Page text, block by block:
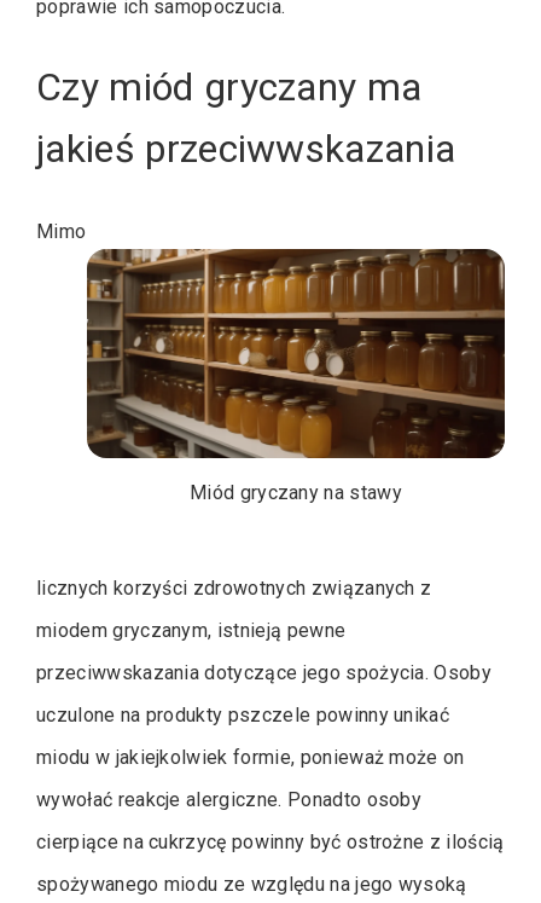
poprawie ich samopoczucia.
Czy miód gryczany ma
jakieś przeciwwskazania
Miód gryczany na stawy
Mimo
licznych korzyści zdrowotnych związanych z
miodem gryczanym, istnieją pewne
przeciwwskazania dotyczące jego spożycia. Osoby
uczulone na produkty pszczele powinny unikać
miodu w jakiejkolwiek formie, ponieważ może on
wywołać reakcje alergiczne. Ponadto osoby
cierpiące na cukrzycę powinny być ostrożne z ilością
spożywanego miodu ze względu na jego wysoką